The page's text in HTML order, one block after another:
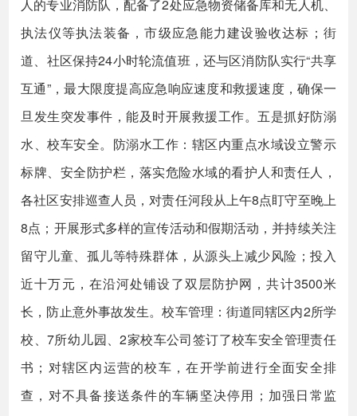
人的专业消防队，配备了2处应急物资储备库和无人机、
执法仪等执法装备，市级应急能力建设验收达标；街
道、社区保持24小时轮流值班，还与区消防队实行“共享
互通”，最大限度提高应急响应速度和救援速度，确保一
旦发生突发事件，能及时开展救援工作。五是抓好防溺
水、校车安全。防溺水工作：辖区内重点水域设立警示
标牌、安全防护栏，落实危险水域的看护人和责任人，
各社区安排巡查人员，对责任河段从上午8点盯守至晚上
8点；开展形式多样的宣传活动和假期活动，并持续关注
留守儿童、孤儿等特殊群体，从源头上减少风险；投入
近十万元，在沿河处铺设了双层防护网，共计3500米
长，防止意外事故发生。校车管理：街道同辖区内2所学
校、7所幼儿园、2家校车公司签订了校车安全管理责任
书；对辖区内运营的校车，在开学前进行全面安全排
查，对不具备接送条件的车辆坚决停用；加强日常监